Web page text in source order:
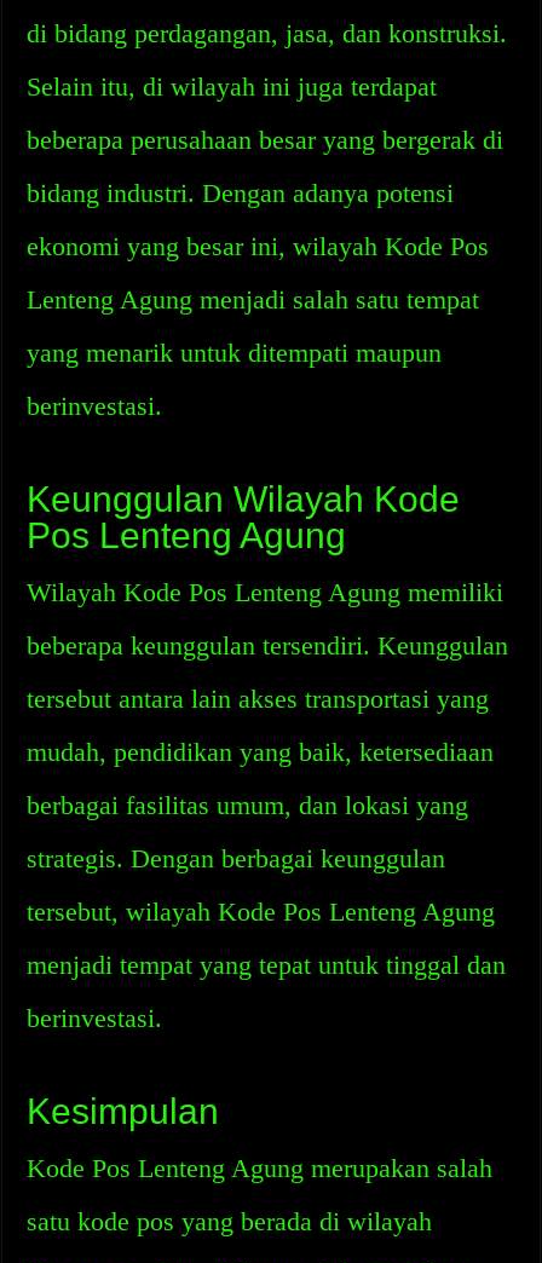
di bidang perdagangan, jasa, dan konstruksi.
Selain itu, di wilayah ini juga terdapat
beberapa perusahaan besar yang bergerak di
bidang industri. Dengan adanya potensi
ekonomi yang besar ini, wilayah Kode Pos
Lenteng Agung menjadi salah satu tempat
yang menarik untuk ditempati maupun
berinvestasi.
Keunggulan Wilayah Kode
Pos Lenteng Agung
Wilayah Kode Pos Lenteng Agung memiliki
beberapa keunggulan tersendiri. Keunggulan
tersebut antara lain akses transportasi yang
mudah, pendidikan yang baik, ketersediaan
berbagai fasilitas umum, dan lokasi yang
strategis. Dengan berbagai keunggulan
tersebut, wilayah Kode Pos Lenteng Agung
menjadi tempat yang tepat untuk tinggal dan
berinvestasi.
Kesimpulan
Kode Pos Lenteng Agung merupakan salah
satu kode pos yang berada di wilayah